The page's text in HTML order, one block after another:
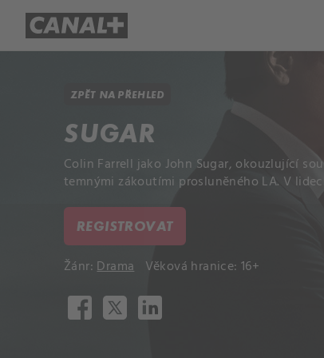
ZPĚT NA PŘEHLED
SUGAR
Colin Farrell jako John Sugar, okouzlující
temnými zákoutími prosluněného LA. V
REGISTROVAT
Žánr:Drama Věková hranice: 16+